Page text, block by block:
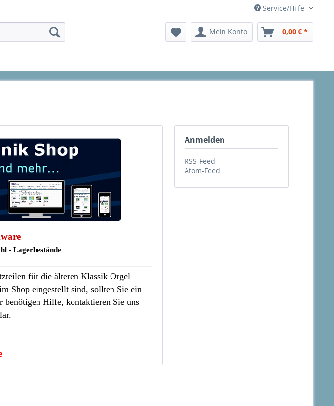
Service/Hilfe
Mein Konto 0,00 € *
Anmelden
RSS-Feed
Atom-Feed
- Lagerbestände
für die älteren Klassik Orgel
Shop eingestellt sind, sollten Sie ein
benötigen Hilfe, kontaktieren Sie uns